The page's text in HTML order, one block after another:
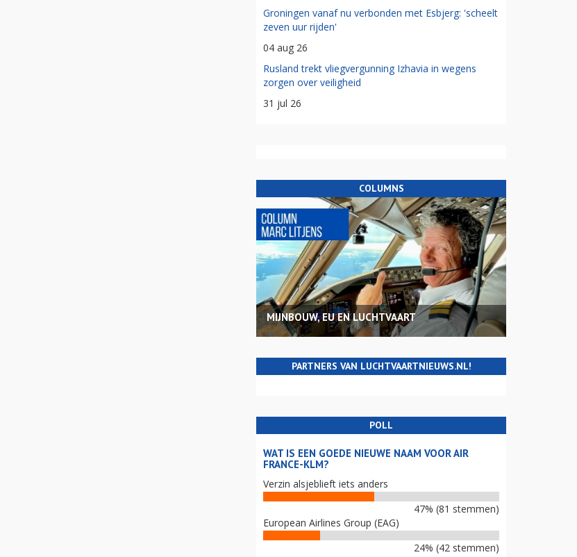
Groningen vanaf nu verbonden met Esbjerg: 'scheelt
zeven uur rijden'
04 aug 26
Rusland trekt vliegvergunning Izhavia in wegens
zorgen over veiligheid
31 jul 26
COLUMNS
MIJNBOUW, EU EN LUCHTVAART
PARTNERS VAN LUCHTVAARTNIEUWS.NL!
POLL
WAT IS EEN GOEDE NIEUWE NAAM VOOR AIR
FRANCE-KLM?
Verzin alsjeblieft iets anders
47% (81 stemmen)
European Airlines Group (EAG)
24% (42 stemmen)